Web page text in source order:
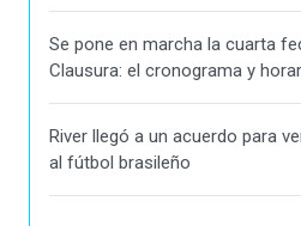
Se pone en marcha la cuarta
Clausura: el cronograma y
River llegó a un acuerdo para
al fútbol brasileño